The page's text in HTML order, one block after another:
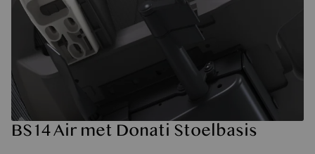
BS14 Air met Donati Stoelbasis